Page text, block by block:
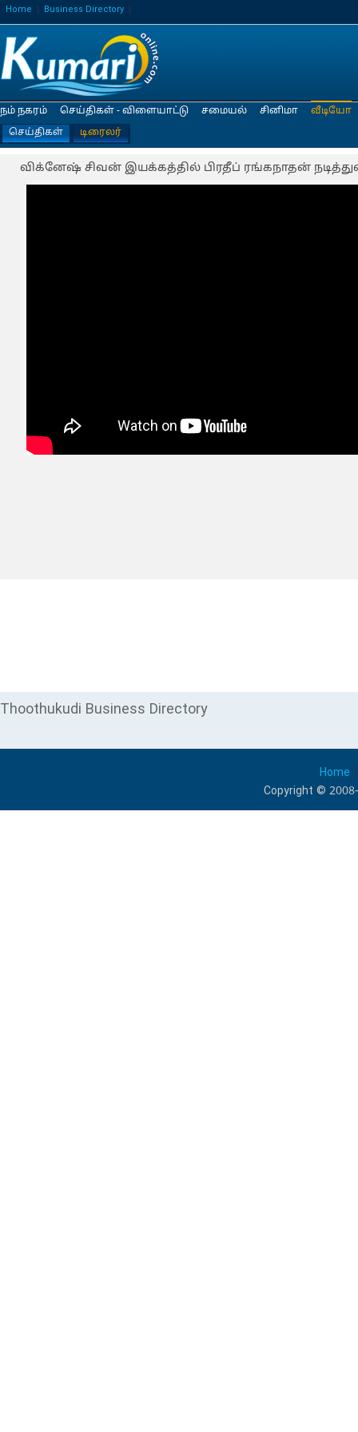
Home Business Directory
நம் நகரம் செய்திகள் - விளையாட்டு சமையல் சினிமா
வீடியோ
செய்திகள்
டிரைலர்
விக்னேஷ் சிவன் இயக்கத்தில் பிரதீப் ரங்கநாதன்
Thoothukudi Business Directory
Home
Copyright ©